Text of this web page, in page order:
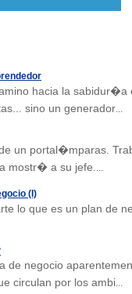
hacia la sabidur�a
sino un generador...
un portal�mparas.
mostr� a su jefe. ...
(I)
lo que es un plan de
de negocio
circulan por los ambi...